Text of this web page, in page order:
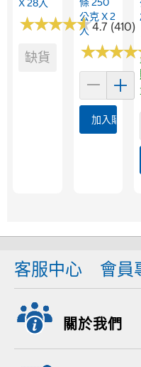
X 28入
★★★★★
★★★★★4.7 (410)
缺貨
公克 X 2
入
★★★★
★★★★
加入購物車
客服中心 會員
關於我們